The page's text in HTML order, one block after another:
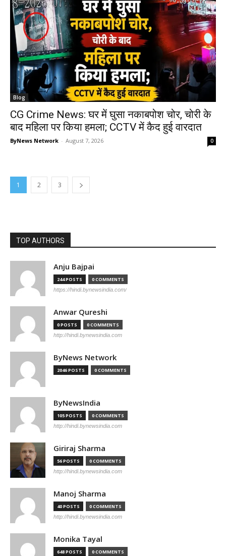
Blog
CG Crime News: घर में घुसा नकाबपोश चोर, चोरी के
बाद महिला पर किया हमला; CCTV में कैद हुई वारदात
ByNews Network - August 7, 2026 0
1 2 3
TOP AUTHORS
Anju Bajpai
244 POSTS 0 COMMENTS
https://hindi.bynewsindia.com/
Anwar Qureshi
0 POSTS 0 COMMENTS
http://hindi.bynewsindia.com
ByNews Network
2046 POSTS 0 COMMENTS
ByNewsIndia
105 POSTS 0 COMMENTS
http://hindi.bynewsindia.com
Giriraj Sharma
56 POSTS 0 COMMENTS
http://hindi.bynewsindia.com
Manoj Sharma
40 POSTS 0 COMMENTS
http://hindi.bynewsindia.com
Monika Tayal
648 POSTS 0 COMMENTS